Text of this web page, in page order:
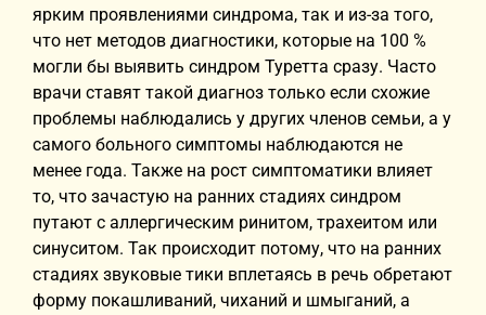
ярким проявлениями синдрома, так и из-за того,
что нет методов диагностики, которые на 100 %
могли бы выявить синдром Туретта сразу. Часто
врачи ставят такой диагноз только если схожие
проблемы наблюдались у других членов семьи, а у
самого больного симптомы наблюдаются не
менее года. Также на рост симптоматики влияет
то, что зачастую на ранних стадиях синдром
путают с аллергическим ринитом, трахеитом или
синуситом. Так происходит потому, что на ранних
стадиях звуковые тики вплетаясь в речь обретают
форму покашливаний, чиханий и шмыганий, а